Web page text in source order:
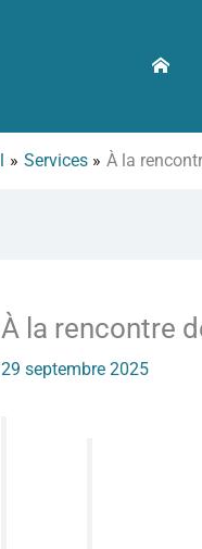
Services À la
À la rencontre
29 septembre 2025